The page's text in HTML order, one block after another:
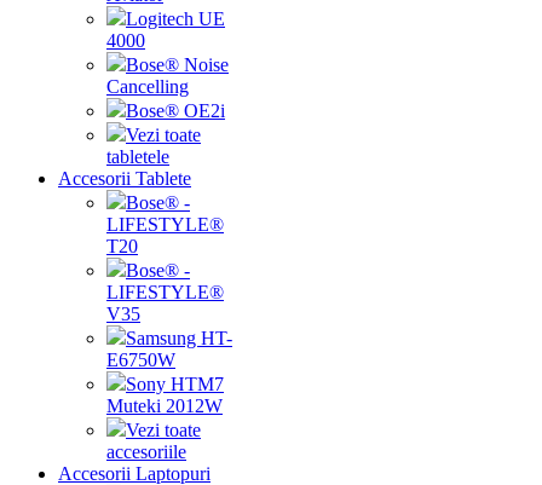
Logitech UE
4000
Bose® Noise
Cancelling
Bose® OE2i
Vezi toate
tabletele
Accesorii Tablete
Bose® -
LIFESTYLE®
T20
Bose® -
LIFESTYLE®
V35
Samsung HT-
E6750W
Sony HTM7
Muteki 2012W
Vezi toate
accesoriile
Accesorii Laptopuri